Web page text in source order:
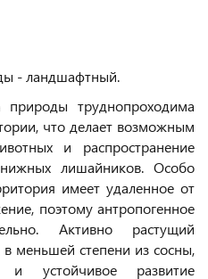
- ландшафтный.
природы труднопроходима
что делает возможным
и распространение
лишайников. Особо
имеет удаленное от
поэтому антропогенное
Активно растущий
меньшей степени из сосны,
и устойчивое развитие